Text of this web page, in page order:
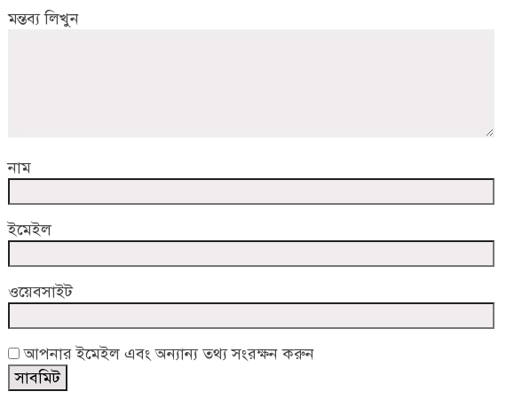
মন্তব্য লিখুন
নাম
ইমেইল
ওয়েবসাইট
আপনার ইমেইল এবং অন্যান্য তথ্য সংরক্ষন করুন